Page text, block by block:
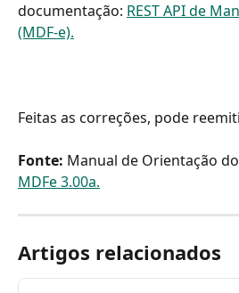
documentação: REST API de
(MDF-e).
Feitas as correções, pode
Fonte: Manual de Orientação
MDFe 3.00a.
Artigos relacionados